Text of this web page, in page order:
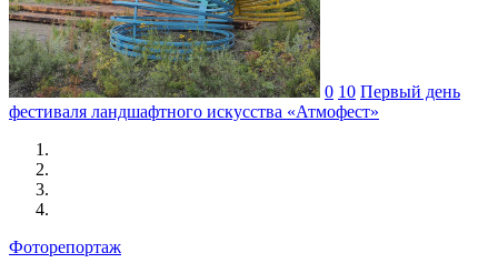
0 10 Первый день
фестиваля ландшафтного искусства «Атмофест»
Фоторепортаж